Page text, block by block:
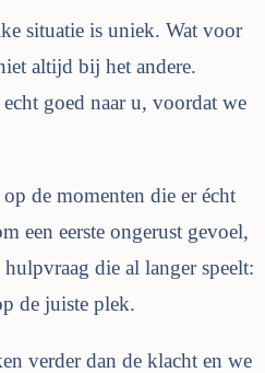
situatie is uniek. Wat voor
altijd bij het andere.
goed naar u, voordat we
de momenten die er écht
een eerste ongerust gevoel,
die al langer speelt:
de juiste plek.
verder dan de klacht en we